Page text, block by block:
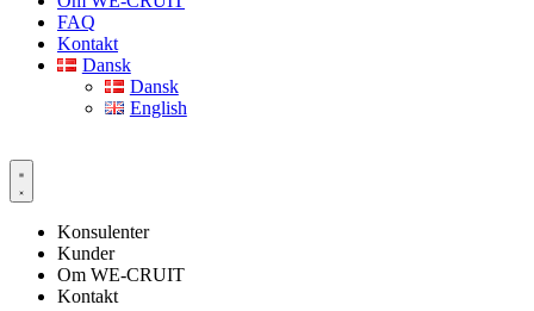
FAQ
Kontakt
Dansk
Dansk
English
Konsulenter
Kunder
Om WE-CRUIT
Kontakt